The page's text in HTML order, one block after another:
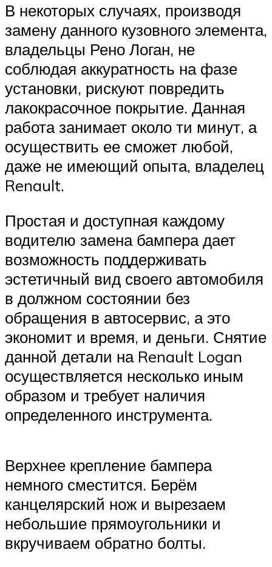
В некоторых случаях, производя
замену данного кузовного элемента,
владельцы Рено Логан, не
соблюдая аккуратность на фазе
установки, рискуют повредить
лакокрасочное покрытие. Данная
работа занимает около ти минут, а
осуществить ее сможет любой,
даже не имеющий опыта, владелец
Renault.
Простая и доступная каждому
водителю замена бампера дает
возможность поддерживать
эстетичный вид своего автомобиля
в должном состоянии без
обращения в автосервис, а это
экономит и время, и деньги. Снятие
данной детали на Renault Logan
осуществляется несколько иным
образом и требует наличия
определенного инструмента.
Верхнее крепление бампера
немного сместится. Берём
канцелярский нож и вырезаем
небольшие прямоугольники и
вкручиваем обратно болты.